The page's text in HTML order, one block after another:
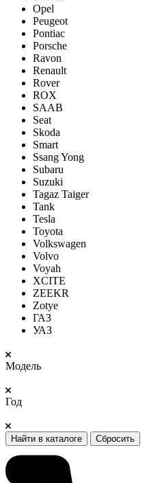
Opel
Peugeot
Pontiac
Porsсhe
Ravon
Renault
Rover
ROX
SAAB
Seat
Skoda
Smart
Ssang Yong
Subaru
Suzuki
Tagaz Taiger
Tank
Tesla
Toyota
Volkswagen
Volvo
Voyah
XCITE
ZEEKR
Zotye
ГАЗ
УАЗ
Модель
Год
Найти в каталоге Сбросить